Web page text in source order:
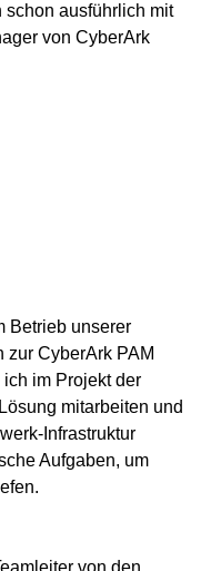
schon ausführlich mit
von CyberArk
Betrieb unserer
zur CyberArk PAM
im Projekt der
mitarbeiten und
Infrastruktur
Aufgaben, um
von den